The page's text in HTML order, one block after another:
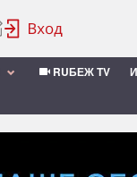
RUБЕЖ TV